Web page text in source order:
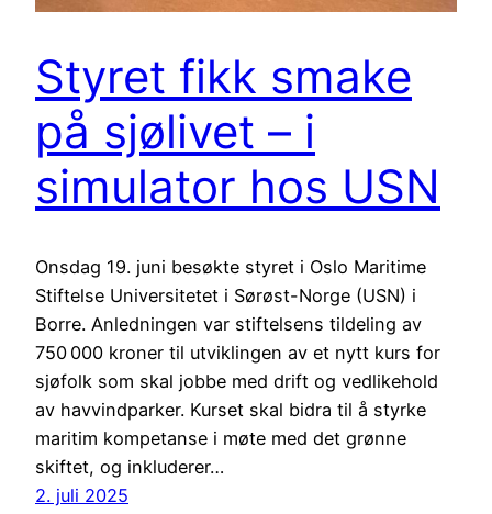
Styret fikk smake
på sjølivet – i
simulator hos USN
Onsdag 19. juni besøkte styret i Oslo Maritime
Stiftelse Universitetet i Sørøst-Norge (USN) i
Borre. Anledningen var stiftelsens tildeling av
750 000 kroner til utviklingen av et nytt kurs for
sjøfolk som skal jobbe med drift og vedlikehold
av havvindparker. Kurset skal bidra til å styrke
maritim kompetanse i møte med det grønne
skiftet, og inkluderer…
2. juli 2025